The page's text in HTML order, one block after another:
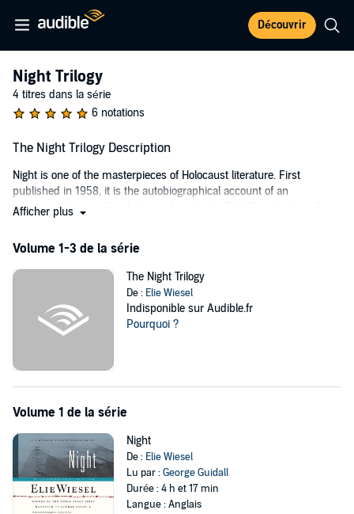
Découvrir
Night Trilogy
4 titres dans la série
6 notations
The Night Trilogy Description
Night is one of the masterpieces of Holocaust literature. First
published in 1958, it is the autobiographical account of an
adolescent boy and his father in Auschwitz. Elie Wiesel writes of
World War II and settled in Palestine joins a Jewish underground
movement and is commanded to execute a British officer who has
been taken hostage.
(previously titled
despite their memories? Wiesel's trilogy offers insights on mankind's
attraction to violence and on the temptation of self-destruction.
©2008 Elie wiesel (P)2020 Ruth
Afficher plus
Volume 1-3 de la série
The Night Trilogy
De : Elie Wiesel
Indisponible sur Audible.fr
Pourquoi ?
Volume 1 de la série
Night
De : Elie Wiesel
Lu par :George Guidall
Durée : 4 h et 17 min
Langue : Anglais